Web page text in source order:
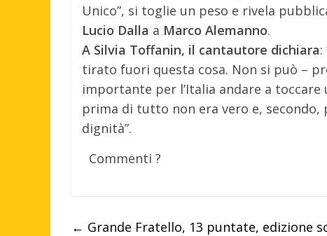
Unico”, si toglie un peso e rivela
Lucio Dalla a Marco Alemanno.
A Silvia Toffanin, il cantautore dichiara
tirato fuori questa cosa. Non si può –
importante per l’Italia andare a
prima di tutto non era vero e, secondo,
dignità”.
Commenti ?
← Grande Fratello, 13 puntate, edizione